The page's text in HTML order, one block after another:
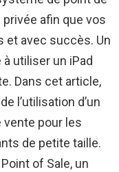
afin que vos
et avec succès. Un
utiliser un iPad
Dans cet article,
l’utilisation d’un
pour les
de petite taille.
of Sale, un